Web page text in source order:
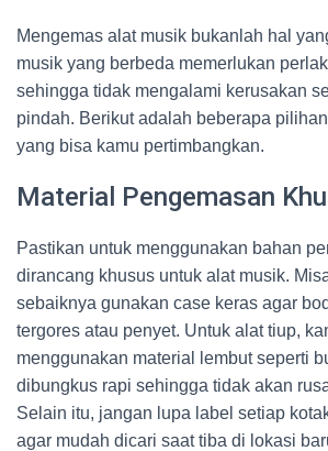
Mengemas alat musik bukanlah hal
musik yang berbeda memerlukan
sehingga tidak mengalami kerusakan
pindah. Berikut adalah beberapa
yang bisa kamu pertimbangkan.
Material Pengemasan
Pastikan untuk menggunakan bahan
dirancang khusus untuk alat musik.
sebaiknya gunakan case keras agar
tergores atau penyet. Untuk alat tiup,
menggunakan material lembut seperti
dibungkus rapi sehingga tidak akan
Selain itu, jangan lupa label setiap
agar mudah dicari saat tiba di lokasi